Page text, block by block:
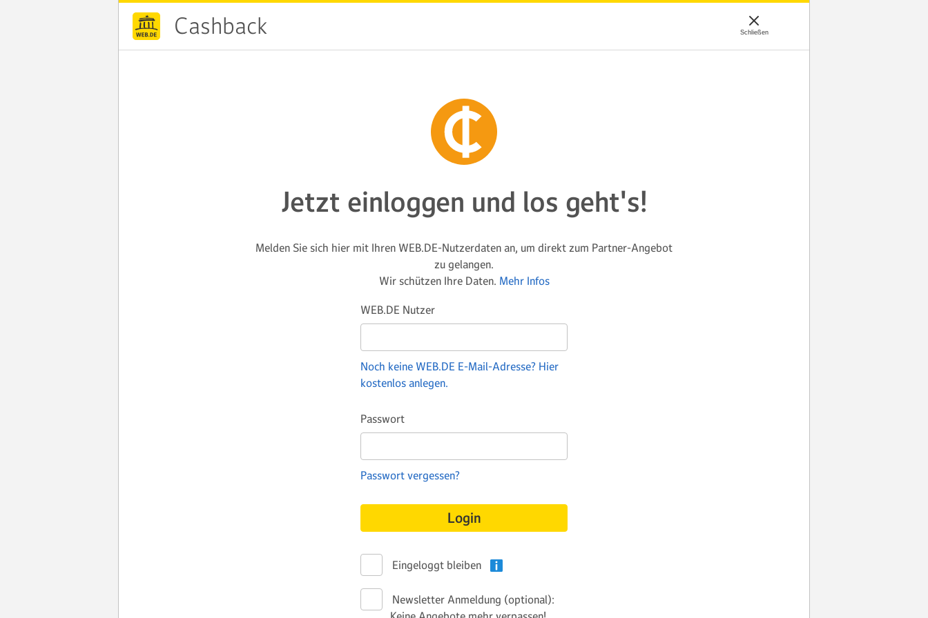
Cashback
Jetzt einloggen und los geht's!
Melden Sie sich hier mit Ihren WEB.DE-Nutzerdaten an, um direkt zum Partner-Angebot
zu gelangen.
Wir schützen Ihre Daten. Mehr Infos
WEB.DE Nutzer
Noch keine WEB.DE E-Mail-Adresse? Hier
kostenlos anlegen.
Passwort
Passwort vergessen?
Login
Eingeloggt bleiben
Newsletter Anmeldung (optional):